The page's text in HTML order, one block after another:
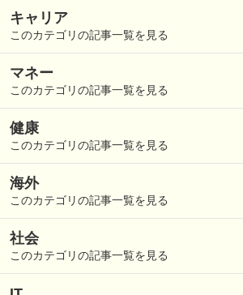
キャリア
このカテゴリの記事一覧を見る
マネー
このカテゴリの記事一覧を見る
健康
このカテゴリの記事一覧を見る
海外
このカテゴリの記事一覧を見る
社会
このカテゴリの記事一覧を見る